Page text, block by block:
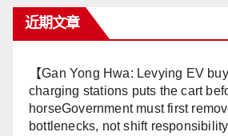
近期文章
【Gan Yong Hwa: Levying EV
charging stations puts the cart
horseGovernment must first
bottlenecks, not shift responsibility